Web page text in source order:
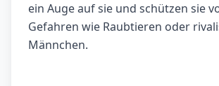
ein Auge auf sie und schützen sie
Gefahren wie Raubtieren oder
Männchen.